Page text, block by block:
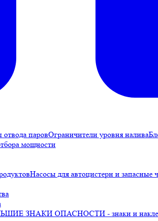
паровОграничители уровня налива
мощности
Насосы для автоцистерн и запасные
ЗНАКИ ОПАСНОСТИ - знаки и